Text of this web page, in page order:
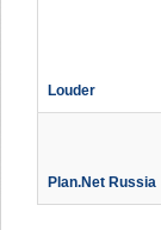
Louder
Plan.Net Russia